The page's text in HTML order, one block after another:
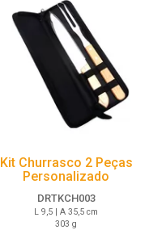
Kit Churrasco 2 Peças
Personalizado
DRTKCH003
L 9,5 | A 35,5 cm
303 g